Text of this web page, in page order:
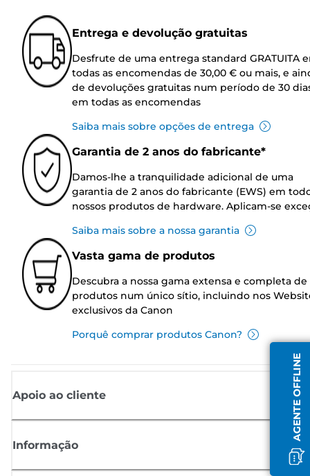
AGENTE OFFLINE
Entrega e devolução gratuitas
Desfrute de uma entrega standard GRATUITA
todas as encomendas de 30,00 € ou mais, e
de devoluções gratuitas num período de 30
em todas as encomendas
Saiba mais sobre opções de entrega
Garantia de 2 anos do fabricante*
Damos-lhe a tranquilidade adicional de uma
garantia de 2 anos do fabricante (EWS) em
nossos produtos de hardware. Aplicam-se
Saiba mais sobre a nossa garantia
Vasta gama de produtos
Descubra a nossa gama extensa e completa de
produtos num único sítio, incluindo nos
exclusivos da Canon
Porquê comprar produtos Canon?
Apoio ao cliente
Informação